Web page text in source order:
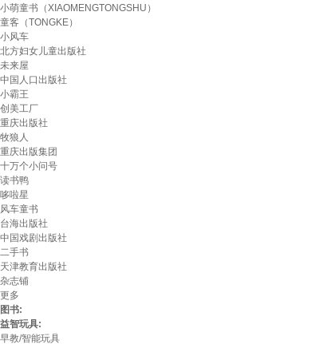
小萌童书（XIAOMENGTONGSHU）
童客（TONGKE）
小风车
北方妇女儿童出版社
未来屋
中国人口出版社
小霸王
创美工厂
重庆出版社
牧狼人
重庆出版集团
十万个小问号
读书鸭
哆啦星
风车童书
台海出版社
中国戏剧出版社
二手书
天津教育出版社
杂志铺
更多
图书:
益智玩具:
早教/智能玩具